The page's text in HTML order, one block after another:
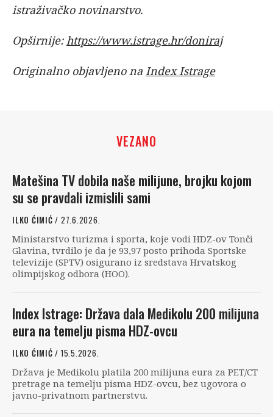
istraživačko novinarstvo.
Opširnije:https://www.istrage.hr/doniraj
Originalno objavljeno na Index Istrage
VEZANO
Matešina TV dobila naše milijune, brojku kojom
su se pravdali izmislili sami
ILKO ĆIMIĆ / 27.6.2026.
Ministarstvo turizma i sporta, koje vodi HDZ-ov Tonči
Glavina, tvrdilo je da je 93,97 posto prihoda Sportske
televizije (SPTV) osigurano iz sredstava Hrvatskog
olimpijskog odbora (HOO).
Index Istrage: Država dala Medikolu 200 milijuna
eura na temelju pisma HDZ-ovcu
ILKO ĆIMIĆ / 15.5.2026.
Država je Medikolu platila 200 milijuna eura za PET/CT
pretrage na temelju pisma HDZ-ovcu, bez ugovora o
javno-privatnom partnerstvu.